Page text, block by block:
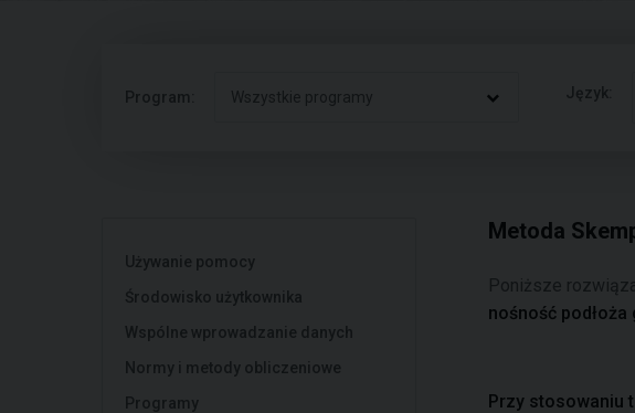
Program: Wszystkie programy Język:
Używanie pomocy
Środowisko użytkownika
Wspólne wprowadzanie danych
Normy i metody obliczeniowe
Programy
Metoda
Poniższe
nośność
Przy stosowaniu